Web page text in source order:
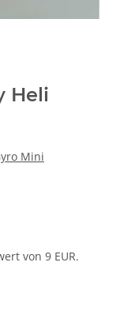
Heli
Mini
von 9 EUR.